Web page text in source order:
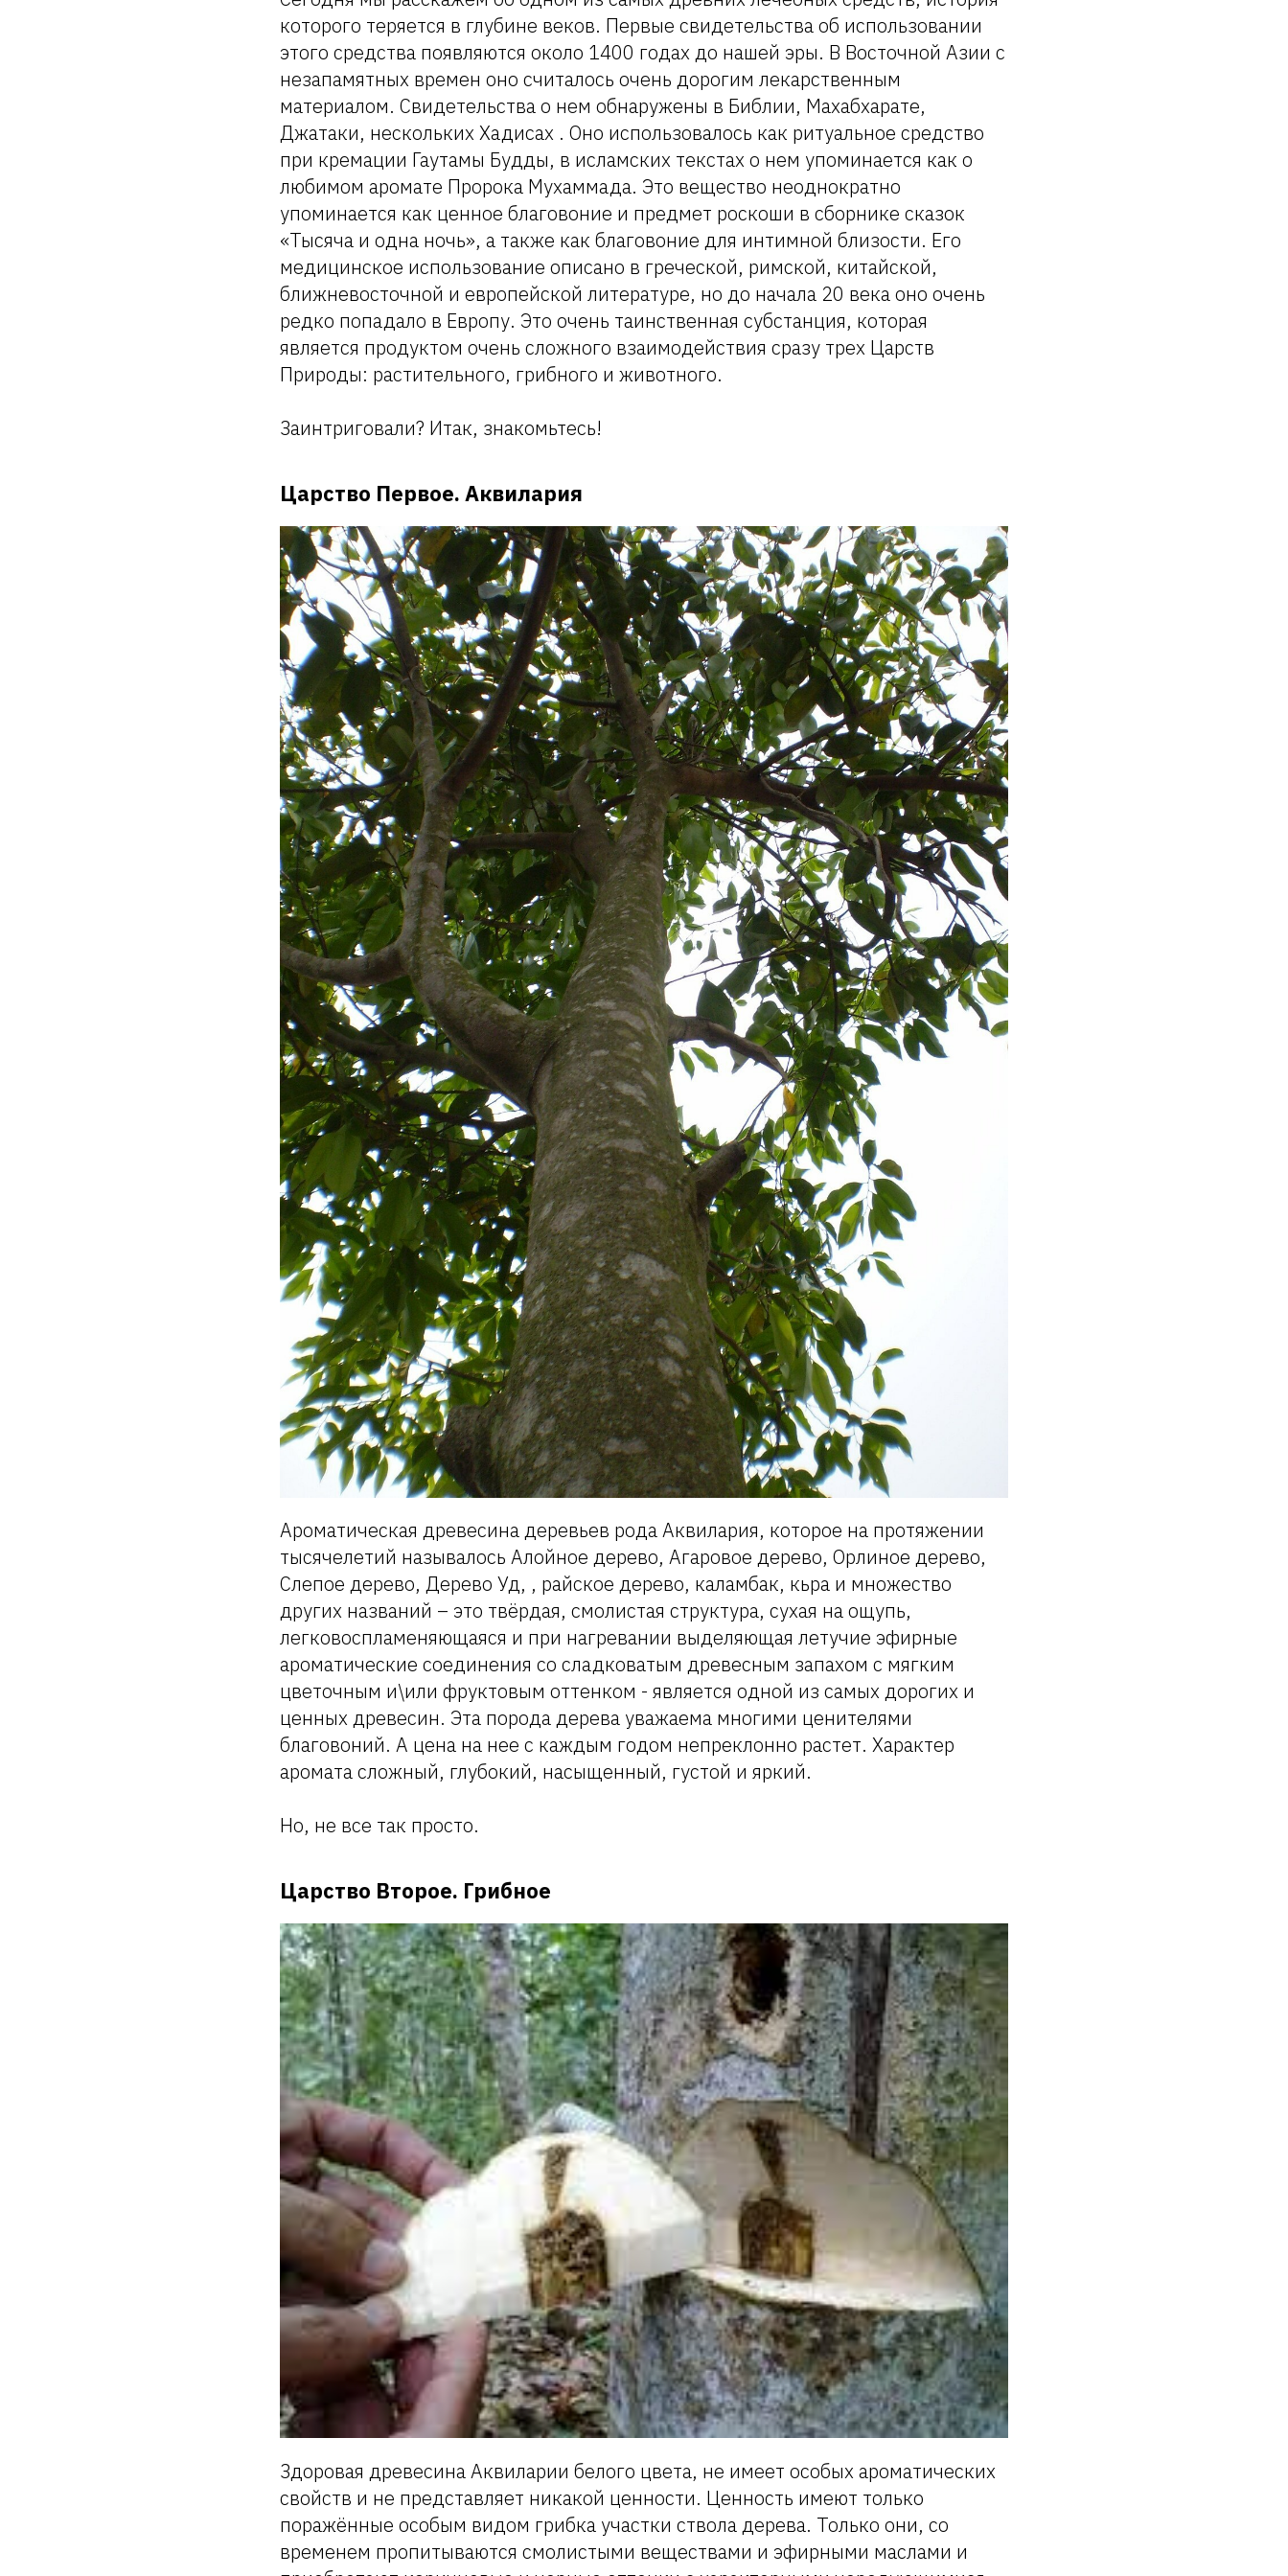
которого теряется в глубине веков. Первые свидетельства об использовании
этого средства появляются около 1400 годах до нашей эры. В Восточной Азии с
незапамятных времен оно считалось очень дорогим лекарственным
материалом. Свидетельства о нем обнаружены в Библии, Махабхарате,
Джатаки, нескольких Хадисах . Оно использовалось как ритуальное средство
при кремации Гаутамы Будды, в исламских текстах о нем упоминается как о
любимом аромате Пророка Мухаммада. Это вещество неоднократно
упоминается как ценное благовоние и предмет роскоши в сборнике сказок
«Тысяча и одна ночь», а также как благовоние для интимной близости. Его
медицинское использование описано в греческой, римской, китайской,
ближневосточной и европейской литературе, но до начала 20 века оно очень
редко попадало в Европу. Это очень таинственная субстанция, которая
является продуктом очень сложного взаимодействия сразу трех Царств
Природы: растительного, грибного и животного.
Заинтриговали? Итак, знакомьтесь!
Царство Первое. Аквилария
Ароматическая древесина деревьев рода Аквилария, которое на протяжении
тысячелетий называлось Алойное дерево, Агаровое дерево, Орлиное дерево,
Слепое дерево, Дерево Уд, , райское дерево, каламбак, кьра и множество
других названий – это твёрдая, смолистая структура, сухая на ощупь,
легковоспламеняющаяся и при нагревании выделяющая летучие эфирные
ароматические соединения со сладковатым древесным запахом с мягким
цветочным и\или фруктовым оттенком - является одной из самых дорогих и
ценных древесин. Эта порода дерева уважаема многими ценителями
благовоний. А цена на нее с каждым годом непреклонно растет. Характер
аромата сложный, глубокий, насыщенный, густой и яркий.
Но, не все так просто.
Царство Второе. Грибное
Здоровая древесина Аквиларии белого цвета, не имеет особых ароматических
свойств и не представляет никакой ценности. Ценность имеют только
поражённые особым видом грибка участки ствола дерева. Только они, со
временем пропитываются смолистыми веществами и эфирными маслами и